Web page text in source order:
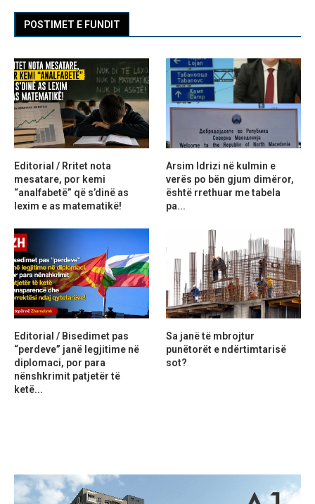
POSTIMET E FUNDIT
Editorial / Rritet nota
mesatare, por kemi
“analfabetë” që s’dinë as
lexim e as matematikë!
Arsim Idrizi në kulmin e
verës po bën gjum dimëror,
është rrethuar me tabela
pa...
Editorial / Bisedimet pas
“perdeve” janë legjitime në
diplomaci, por para
nënshkrimit patjetër të
ketë...
Sa janë të mbrojtur
punëtorët e ndërtimtarisë
sot?